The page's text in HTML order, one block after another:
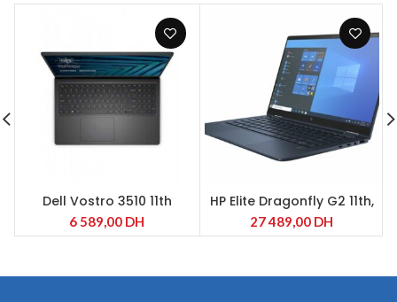
Dell Vostro 3510 11th
6 589,00 DH
HP Elite Dragonfly G2 11th,
Intel® Core ™ i7-1165G7
27 489,00 DH